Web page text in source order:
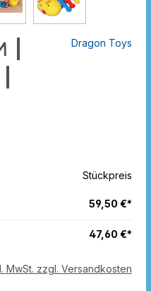
|
Dragon Toys
Stückpreis
59,50 €*
47,60 €*
MwSt. zzgl. Versandkosten